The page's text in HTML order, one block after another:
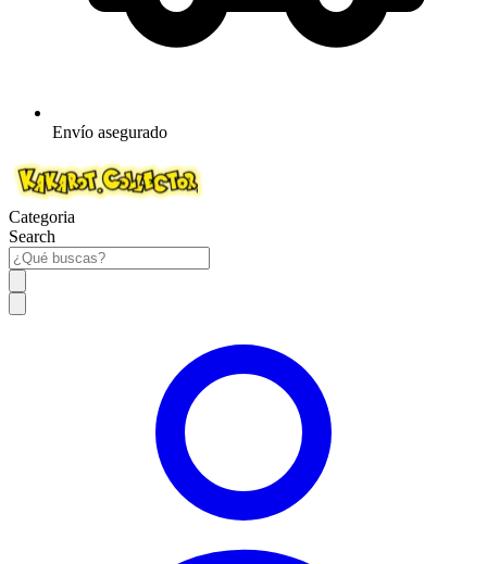
Envío asegurado
Categoria
Search